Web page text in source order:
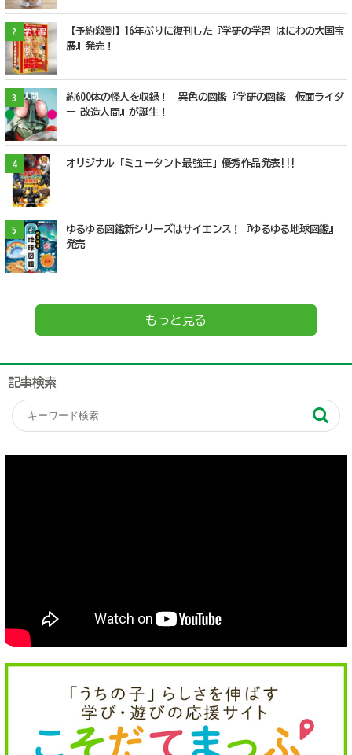
2
【予約殺到】16年ぶりに復刊した『学研の学習 はにわの大国宝
展』発売！
3
約600体の怪人を収録！ 異色の図鑑『学研の図鑑 仮面ライダ
ー 改造人間』が誕生！
4 オリジナル「ミュータント最強王」優秀作品発表!!!
5
ゆるゆる図鑑新シリーズはサイエンス！『ゆるゆる地球図鑑』
発売
もっと見る
記事検索